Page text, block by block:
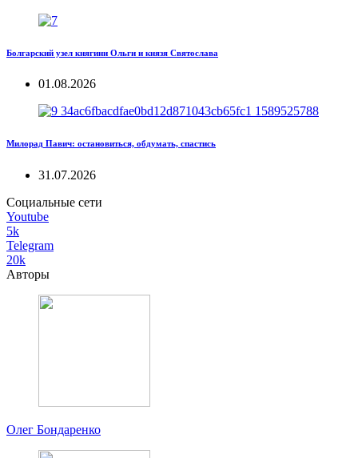
Болгарский узел княгини Ольги и князя Святослава
01.08.2026
Милорад Павич: остановиться, обдумать, спастись
31.07.2026
Социальные сети
Youtube
5k
Telegram
20k
Авторы
Олег Бондаренко